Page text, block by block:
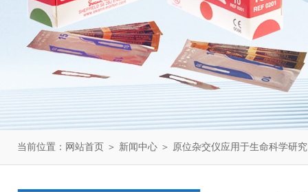
当前位置： 网站首页 ＞ 新闻中心 ＞ 原位杂交仪应用于生命科学研